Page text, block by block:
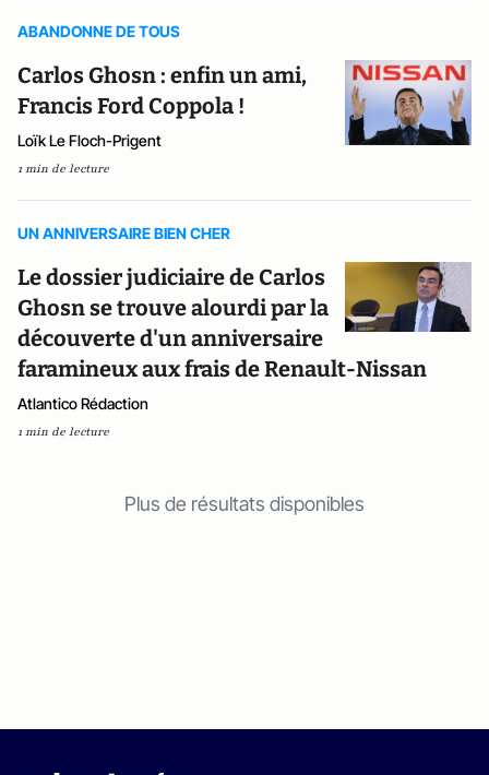
ABANDONNE DE TOUS
Carlos Ghosn : enfin un ami,
Francis Ford Coppola !
Loïk Le Floch-Prigent
1 min de lecture
UN ANNIVERSAIRE BIEN CHER
Le dossier judiciaire de Carlos
Ghosn se trouve alourdi par la
découverte d'un anniversaire
faramineux aux frais de Renault-Nissan
Atlantico Rédaction
1 min de lecture
Plus de résultats disponibles